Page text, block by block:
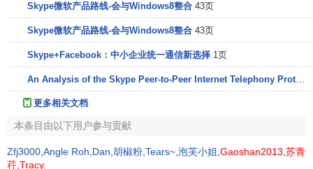
功能齐全
使用方便
首先用户需要下载并安装一个新版的Skype软件，并注
如果用户需要呼叫到普通电话或手机，需要先购买
叫的电话号码点击绿色的呼叫按钮即可。
Skype微软产品路线-会与Windows8整合 43页
Skype微软产品路线-会与Windows8整合 43页
Skype+Facebook：中小企业统一通信新选择 1页
An Analysis of the Skype Peer-to-Peer Internet Telephony Protocol
更多相关文档
本条目由以下用户参与贡献
Zfj3000 Angle Roh Dan 胡椒粉 Tears~ 泡芙小姐 Gaoshan2013 苏青
荇 Tracy.